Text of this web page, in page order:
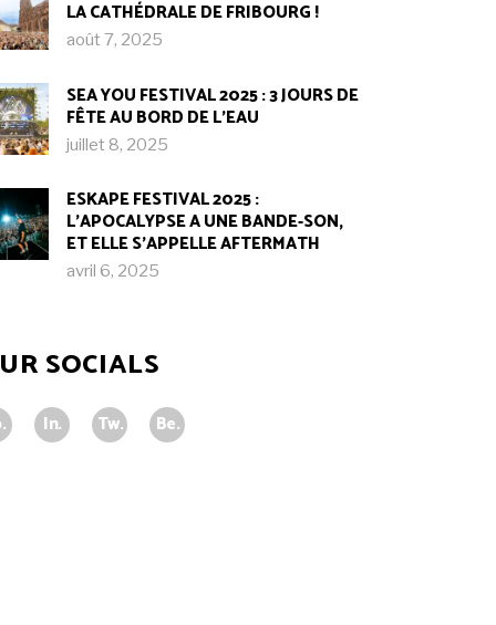
LA CATHÉDRALE DE FRIBOURG !​
août 7, 2025
SEA YOU FESTIVAL 2025 : 3 JOURS DE
FÊTE AU BORD DE L’EAU
juillet 8, 2025
ESKAPE FESTIVAL 2025 :
L’APOCALYPSE A UNE BANDE-SON,
ET ELLE S’APPELLE AFTERMATH
avril 6, 2025
SOCIALS
In. Tw. Be.